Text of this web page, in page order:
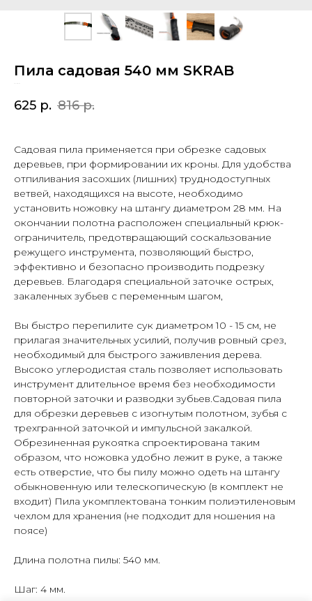
Пила садовая 540 мм SKRAB
625 р. 816 р.
Садовая пила применяется при обрезке садовых
деревьев, при формировании их кроны. Для удобства
отпиливания засохших (лишних) труднодоступных
ветвей, находящихся на высоте, необходимо
установить ножовку на штангу диаметром 28 мм. На
окончании полотна расположен специальный крюк-
ограничитель, предотвращающий соскальзование
режущего инструмента, позволяющий быстро,
эффективно и безопасно производить подрезку
деревьев. Благодаря специальной заточке острых,
закаленных зубьев с переменным шагом,
Вы быстро перепилите сук диаметром 10 - 15 см, не
прилагая значительных усилий, получив ровный срез,
необходимый для быстрого заживления дерева.
Высоко углеродистая сталь позволяет использовать
инструмент длительное время без необходимости
повторной заточки и разводки зубьев.Садовая пила
для обрезки деревьев с изогнутым полотном, зубья с
трехгранной заточкой и импульсной закалкой.
Обрезиненная рукоятка спроектирована таким
образом, что ножовка удобно лежит в руке, а также
есть отверстие, что бы пилу можно одеть на штангу
обыкновенную или телескопическую (в комплект не
входит) Пила укомплектована тонким полиэтиленовым
чехлом для хранения (не подходит для ношения на
поясе)
Длина полотна пилы: 540 мм.
Шаг: 4 мм.